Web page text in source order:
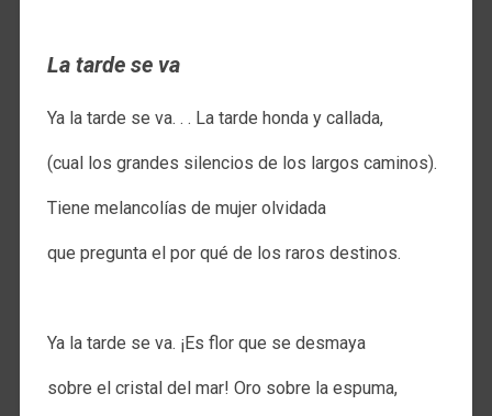
La tarde se va
Ya la tarde se va. . . La tarde honda y callada,
(cual los grandes silencios de los largos caminos).
Tiene melancolías de mujer olvidada
que pregunta el por qué de los raros destinos.
Ya la tarde se va. ¡Es flor que se desmaya
sobre el cristal del mar! Oro sobre la espuma,